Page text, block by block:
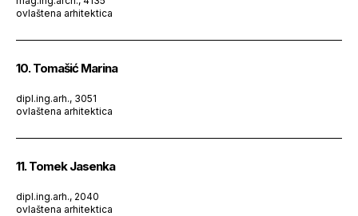
ovlaštena arhitektica
10. Tomašić Marina
dipl.ing.arh., 3051
ovlaštena arhitektica
11. Tomek Jasenka
dipl.ing.arh., 2040
ovlaštena arhitektica